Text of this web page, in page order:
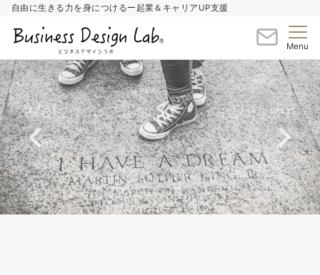
自由に生きる力を身につけるー起業＆キャリアUP支援
Menu
Welcome to Business Design
Lab
Ready to Start Your Own Business?
Welcome to Business Design
Lab
Ready to Start Your Own Business?